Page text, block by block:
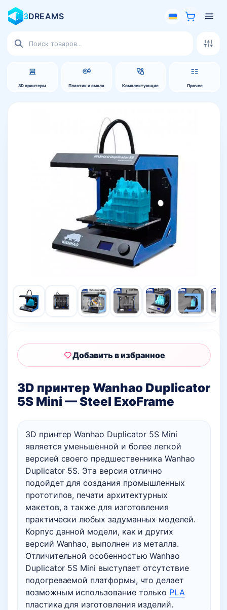
3DREAMS
3D принтеры Пластик и смола Комплектующие Прочее
товаров
3D принтер Wanhao Duplicator
5S Mini — Steel ExoFrame
3D принтер Wanhao Duplicator 5S Mini
является уменьшенной и более легкой
версией своего предшественника Wanhao
Duplicator 5S. Эта версия отлично
подойдет для создания промышленных
прототипов, печати архитектурных
макетов, а также для изготовления
практически любых задуманных моделей.
Корпус данной модели, как и других
версий Wanhao, выполнен из металла.
Отличительной особенностью Wanhao
Duplicator 5S Mini выступает отсутствие
подогреваемой платформы, что делает
возможным использование только PLA
пластика для изготовления изделий.
Добавить в избранное